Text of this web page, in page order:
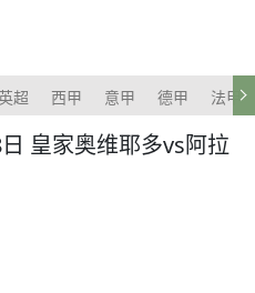
英超 西甲 意甲 德甲 法甲
皇家奥维耶多vs阿拉